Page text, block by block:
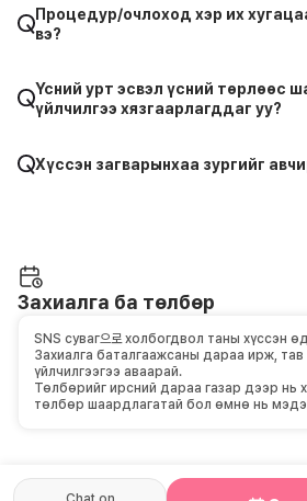
Процедур/очлоход хэр их
вэ?
Үсний урт эсвэл үсний төрлөөс
үйлчилгээ хязгаарлагддаг уу?
Хүссэн загварынхаа зургийг
Захиалга ба төлбөр
SNS суваг으로 холбогдвол таны хүссэн
Захиалга баталгаажсаны дараа ирж, тав
үйлчилгээгээ аваарай.
Төлбөрийг ирсний дараа газар дээр нь
төлбөр шаардлагатай бол өмнө нь